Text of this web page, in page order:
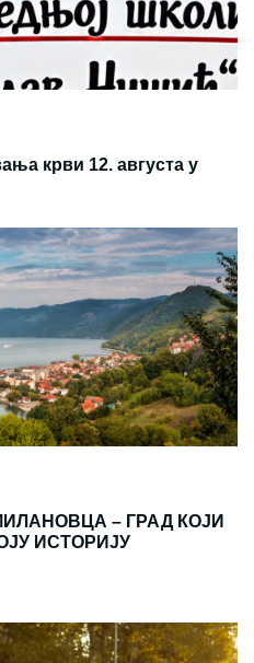
крви 12. августа у
– ГРАД КОЈИ
ИСТОРИЈУ